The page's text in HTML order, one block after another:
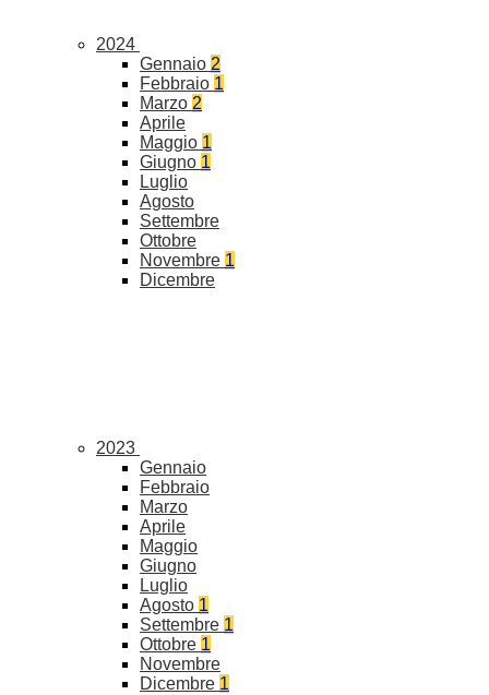
2024
Gennaio 2
Febbraio 1
Marzo 2
Aprile
Maggio 1
Giugno 1
Luglio
Agosto
Settembre
Ottobre
Novembre 1
Dicembre
2023
Gennaio
Febbraio
Marzo
Aprile
Maggio
Giugno
Luglio
Agosto 1
Settembre 1
Ottobre 1
Novembre
Dicembre 1